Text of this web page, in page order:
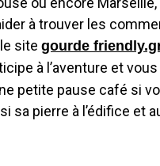
à trouver les
site gourde
à l’aventure et
petite pause café si
sa pierre à l’édifice et